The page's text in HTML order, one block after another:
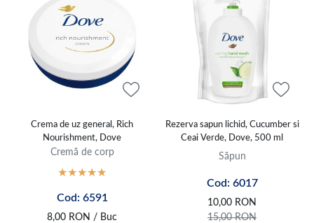
Crema de uz general, Rich
Nourishment, Dove
Cremă de corp
Cod: 6591
8,00 RON / Buc
Rezerva sapun lichid, Cucumber si
Ceai Verde, Dove, 500 ml
Săpun
Cod: 6017
10,00 RON
15,00RON